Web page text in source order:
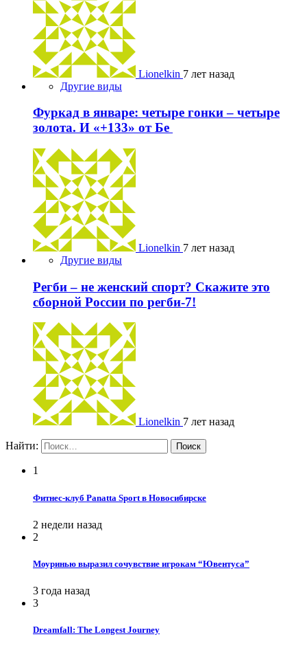
Lionelkin 7 лет назад
Другие виды
Фуркад в январе: четыре гонки – четыре
золота. И «+133» от Бе
Lionelkin 7 лет назад
Другие виды
Регби – не женский спорт? Скажите это
сборной России по регби-7!
Lionelkin 7 лет назад
Найти:
1
Фитнес-клуб Panatta Sport в Новосибирске
2 недели назад
2
Моуринью выразил сочувствие игрокам “Ювентуса”
3 года назад
3
Dreamfall: The Longest Journey